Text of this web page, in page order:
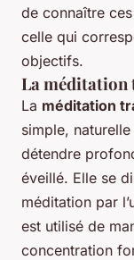
de connaître
celle qui
objectifs.
La méditation
La méditation
simple,
détendre
éveillé. Elle se
méditation par
est utilisé de
concentration